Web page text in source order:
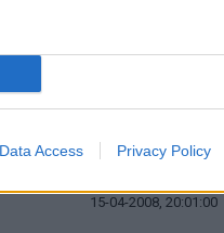
Data Access Privacy Policy
o czym mówię)
15-04-2008, 20:01:00